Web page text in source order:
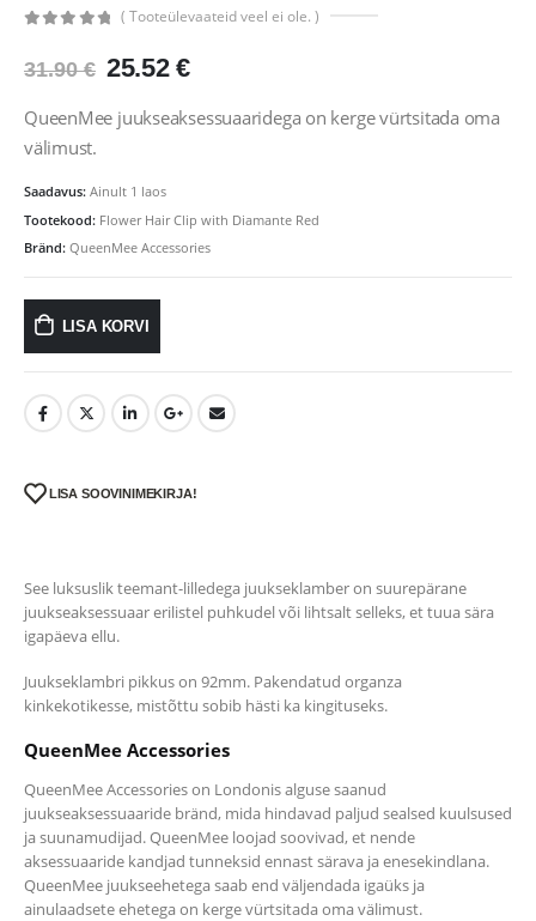
( Tooteülevaateid veel ei ole. )
31.90€ Algne
oli:
25.52 €Praegune
on:
QueenMee juukseaksessuaaridega on kerge vürtsitada oma
välimust.
Saadavus: Ainult 1 laos
Tootekood: Flower Hair Clip with Diamante Red
Bränd: QueenMee Accessories
LISA KORVI
LISA SOOVINIMEKIRJA!
See luksuslik teemant-lilledega juukseklamber on suurepärane
juukseaksessuaar erilistel puhkudel või lihtsalt selleks, et tuua sära
igapäeva ellu.
Juukseklambri pikkus on 92mm. Pakendatud organza
kinkekotikesse, mistõttu sobib hästi ka kingituseks.
QueenMee Accessories
QueenMee Accessories on Londonis alguse saanud
juukseaksessuaaride bränd, mida hindavad paljud sealsed kuulsused
ja suunamudijad. QueenMee loojad soovivad, et nende
aksessuaaride kandjad tunneksid ennast särava ja enesekindlana.
QueenMee juukseehetega saab end väljendada igaüks ja
ainulaadsete ehetega on kerge vürtsitada oma välimust.